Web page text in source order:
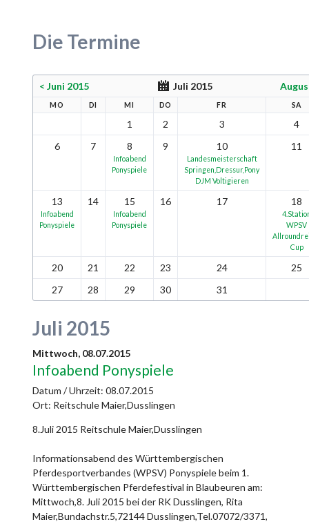
Die Termine
< Juni 2015 Juli 2015
MO DI MI DO FR SA
1 2 3
4
6
7 8
Infoabend
Ponyspiele
9 10
Landesmeisterschaft
Springen,Dressur,Pony
DJM Voltigieren
11
13
Infoabend
Ponyspiele
14 15
Infoabend
Ponyspiele
16 17 18
WPSV
Cup
20 21 22 23 24
25
27
28 29 30 31
Juli 2015
Mittwoch, 08.07.2015
Infoabend Ponyspiele
Datum / Uhrzeit: 08.07.2015
Ort: Reitschule Maier,Dusslingen
8.Juli 2015 Reitschule Maier,Dusslingen
Informationsabend des Württembergischen
Pferdesportverbandes (WPSV) Ponyspiele beim 1.
Württembergischen Pferdefestival in Blaubeuren am:
Mittwoch,8. Juli 2015 bei der RK Dusslingen, Rita
Maier,Bundachstr.5,72144 Dusslingen,Tel.07072/3371,